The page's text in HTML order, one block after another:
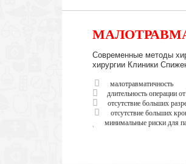
Современные методы
хирургии Клиники
малотравматичность
длительность операции
отсутствие больших
отсутствие больших
минимальные риски для